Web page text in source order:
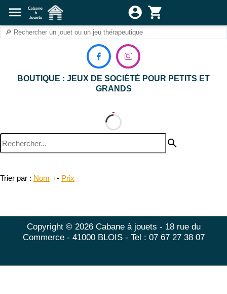
 
BOUTIQUE : JEUX DE SOCIÉTÉ POUR PETITS ET
GRANDS
search
Trier par : Nom - Prix
Copyright © 2026 Cabane à jouets - 18 rue du
Commerce - 41000 BLOIS - Tel : 07 67 27 38 07
menu account_circle shopping_cart